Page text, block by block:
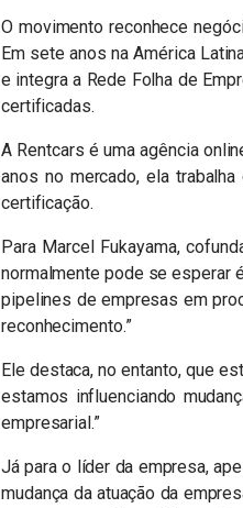
O movimento reconhece
Em sete anos na América
e integra a Rede Folha de
certificadas.
A Rentcars é uma agência
anos no mercado, ela
certificação.
Para Marcel Fukayama,
normalmente pode se esperar
pipelines de empresas em
reconhecimento.”
Ele destaca, no entanto, que
estamos influenciando
empresarial.”
Já para o líder da empresa,
mudança da atuação da